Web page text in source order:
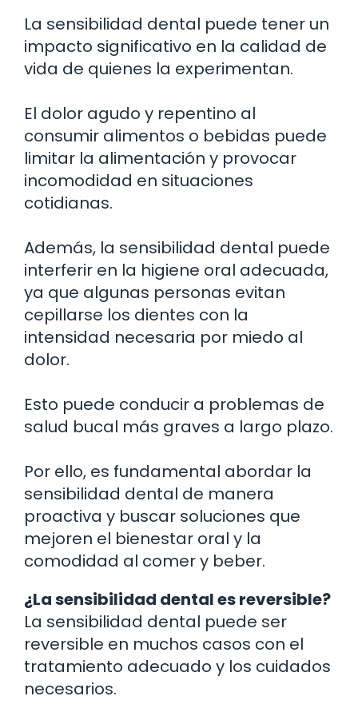
La sensibilidad dental puede tener un
impacto significativo en la calidad de
vida de quienes la experimentan.
El dolor agudo y repentino al
consumir alimentos o bebidas puede
limitar la alimentación y provocar
incomodidad en situaciones
cotidianas.
Además, la sensibilidad dental puede
interferir en la higiene oral adecuada,
ya que algunas personas evitan
cepillarse los dientes con la
intensidad necesaria por miedo al
dolor.
Esto puede conducir a problemas de
salud bucal más graves a largo plazo.
Por ello, es fundamental abordar la
sensibilidad dental de manera
proactiva y buscar soluciones que
mejoren el bienestar oral y la
comodidad al comer y beber.
¿La sensibilidad dental es reversible?
La sensibilidad dental puede ser
reversible en muchos casos con el
tratamiento adecuado y los cuidados
necesarios.